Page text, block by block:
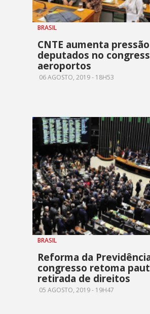
BRASIL
CNTE aumenta
deputados no
aeroportos
06 AGOSTO, 2019 - 18H53
BRASIL
Reforma da
congresso retoma
retirada de direitos
05 AGOSTO, 2019 - 19H47